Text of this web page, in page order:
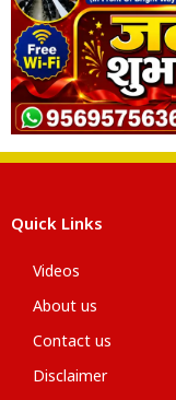
Quick Links
Videos
About us
Contact us
Disclaimer